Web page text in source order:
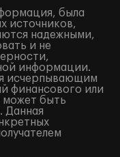
была
источников,
надежными,
и не
информации.
исчерпывающим
финансового или
может быть
Данная